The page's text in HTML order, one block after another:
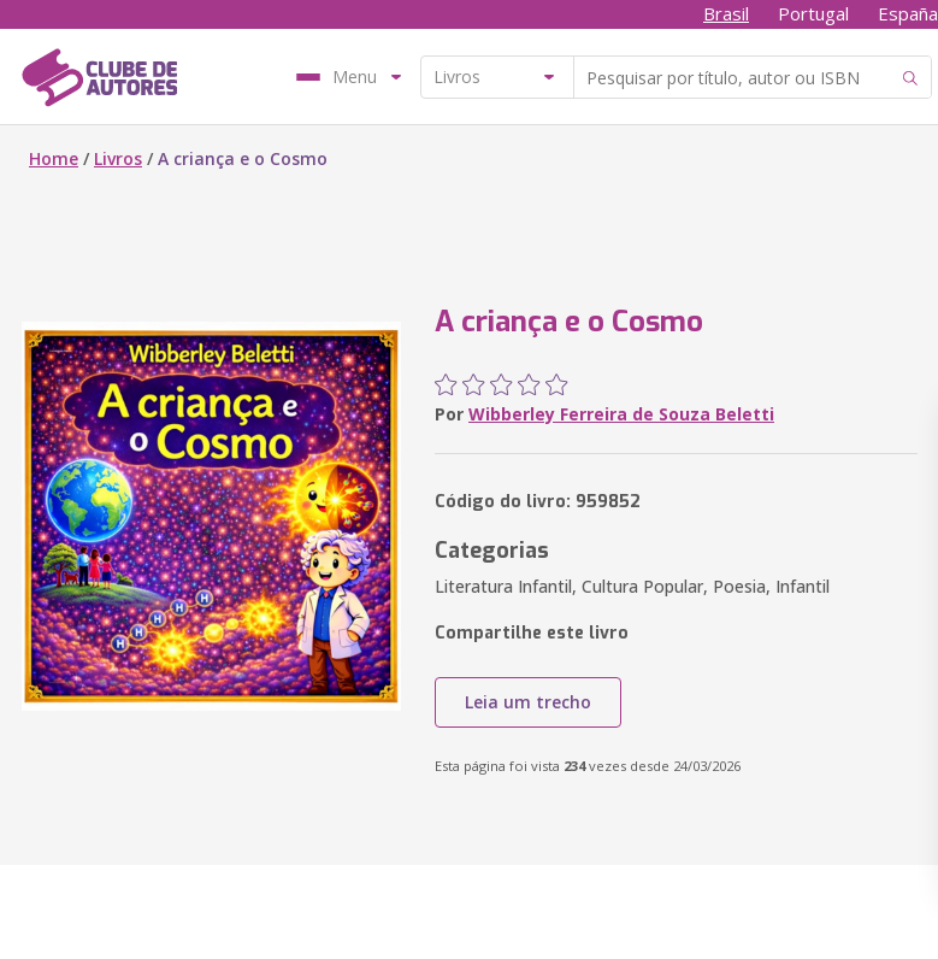
Brasil Portugal España
Menu
Home / Livros /A criança e o Cosmo
A criança e o Cosmo
Por Wibberley Ferreira de Souza Beletti
Código do livro: 959852
Categorias
Literatura Infantil, Cultura Popular, Poesia, Infantil
Compartilhe este livro
Leia um trecho
Esta página foi vista 234vezes desde 24/03/2026